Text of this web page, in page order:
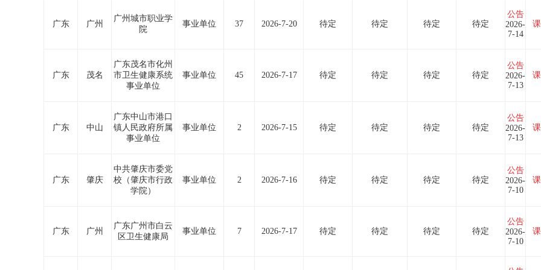
广东 广州
广州城市职业学
院
事业单位 37 2026-7-20 待定 待定 待定 待定
公告
2026-
7-14
广东 茂名
广东茂名市化州
市卫生健康系统
事业单位
事业单位 45 2026-7-17 待定 待定 待定 待定
公告
2026-
7-13
广东 中山
广东中山市港口
镇人民政府所属
事业单位
事业单位 2 2026-7-15 待定 待定 待定 待定
公告
2026-
7-13
广东 肇庆
中共肇庆市委党
校（肇庆市行政
学院）
事业单位 2 2026-7-16 待定 待定 待定 待定
公告
2026-
7-10
广东 广州
广东广州市白云
区卫生健康局
事业单位 7 2026-7-17 待定 待定 待定 待定
公告
2026-
7-10